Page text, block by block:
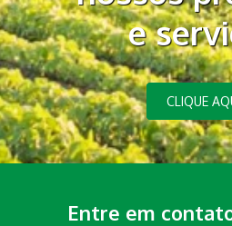
e
CLIQUE
Entre em